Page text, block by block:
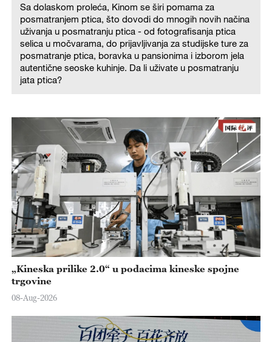
Sa dolaskom proleća, Kinom se širi pomama za
posmatranjem ptica, što dovodi do mnogih novih načina
uživanja u posmatranju ptica - od fotografisanja ptica
selica u močvarama, do prijavljivanja za studijske ture za
posmatranje ptica, boravka u pansionima i izborom jela
autentične seoske kuhinje. Da li uživate u posmatranju
jata ptica?
„Kineska prilike 2.0“ u podacima kineske spojne
trgovine
08-Aug-2026